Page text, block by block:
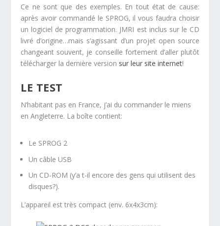
Ce ne sont que des exemples. En tout état de cause:
après avoir commandé le SPROG, il vous faudra choisir
un logiciel de programmation. JMRI est inclus sur le CD
livré d’origine…mais s’agissant d’un projet open source
changeant souvent, je conseille fortement d’aller plutôt
télécharger la dernière version sur leur site internet!
LE TEST
N’habitant pas en France, j’ai du commander le miens
en Angleterre. La boîte contient:
Le SPROG 2
Un câble USB
Un CD-ROM (y’a t-il encore des gens qui utilisent des
disques?).
L’appareil est très compact (env. 6x4x3cm):